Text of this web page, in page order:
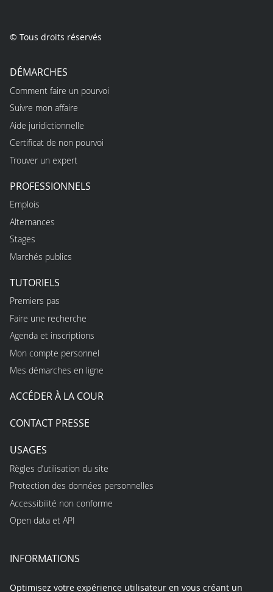
© Tous droits réservés
DÉMARCHES
Comment faire un pourvoi
Suivre mon affaire
Aide juridictionnelle
Certificat de non pourvoi
Trouver un expert
PROFESSIONNELS
Emplois
Alternances
Stages
Marchés publics
TUTORIELS
Premiers pas
Faire une recherche
Agenda et inscriptions
Mon compte personnel
Mes démarches en ligne
ACCÉDER À LA COUR
CONTACT PRESSE
USAGES
Règles d’utilisation du site
Protection des données personnelles
Accessibilité non conforme
Open data et API
INFORMATIONS
Optimisez votre expérience utilisateur en vous créant un